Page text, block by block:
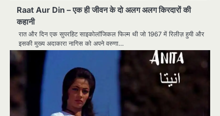
Raat Aur Din – एक ही जीवन के दो अलग अलग किरदारों की
कहानी
रात और दिन एक सुपरहिट साइकोलॉजिकल फिल्म थी जो 1967 में रिलीज़ हुयी और
इसकी मुख्य अदाकारा नागिस को अपने वरुणा…